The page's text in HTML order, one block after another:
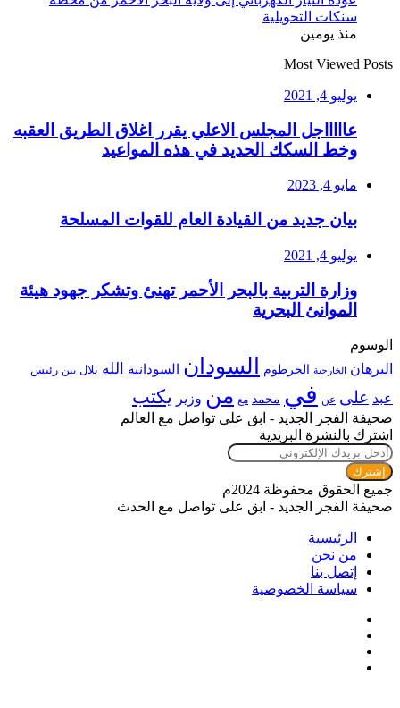
سنكات التحويلية
منذ يومين
Most Viewed Posts
يوليو 4, 2021
عاااااجل المجلس الاعلي يقرر اغلاق الطريق العقبه
وخط السكك الحديد في هذه المواعيد
مايو 4, 2023
بيان جديد من القيادة العام للقوات المسلحة
يوليو 4, 2021
وزارة التربية بالبحر الأحمر تهنئ وتشكر جهود هيئة
الموانئ البحرية
الوسوم
البرهان
الخارجية الخرطوم السودان السودانية الله بلال بين رئيس
عبد على عن في محمد مع من وزير يكتب
صحيفة الفجر الجديد - ابق على تواصل مع العالم
اشترك بالنشرة البريدية
أدخل
بريدك
الإلكتروني
جميع الحقوق محفوظة 2024م
صحيفة الفجر الجديد - ابق على تواصل مع الحدث
الرئيسية
من نحن
إتصل بنا
سياسة الخصوصية